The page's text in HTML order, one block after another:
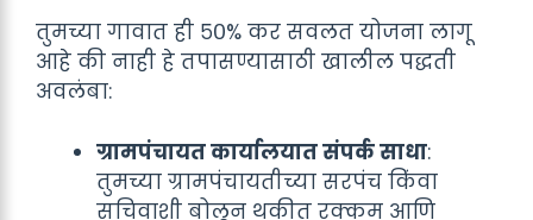
तुमच्या गावात ही ५०% कर सवलत योजना लागू
आहे की नाही हे तपासण्यासाठी खालील पद्धती
अवलंबा:
ग्रामपंचायत कार्यालयात संपर्क साधा:
तुमच्या ग्रामपंचायतीच्या सरपंच किंवा
सचिवाशी बोलून थकीत रक्कम आणि